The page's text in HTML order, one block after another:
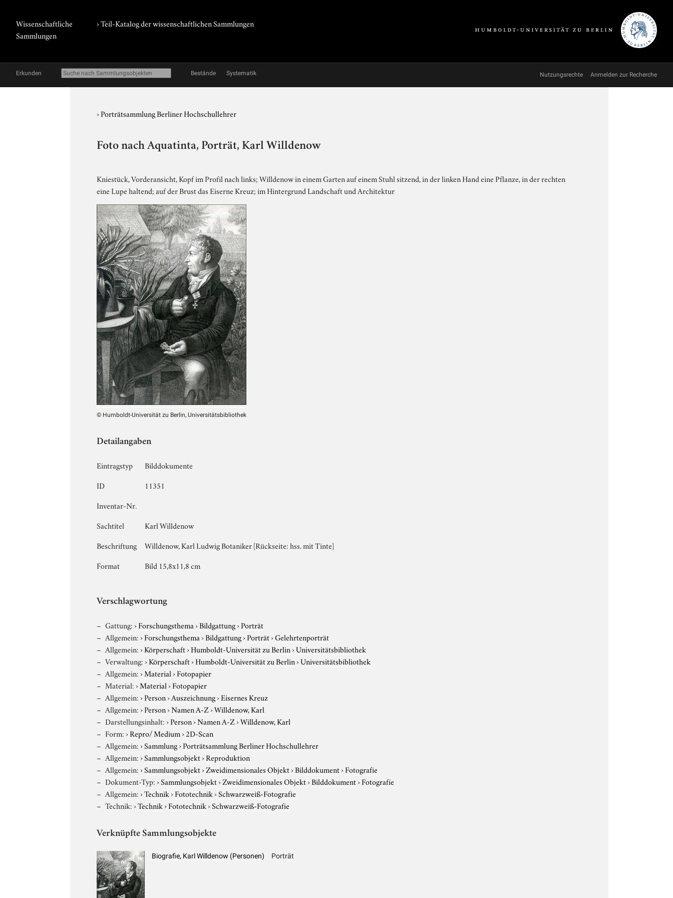
Wissenschaftliche
Sammlungen
› Teil-Katalog der wissenschaftlichen Sammlungen
Erkunden Bestände Systematik Nutzungsrechte Anmelden zur Recherche
›Porträtsammlung Berliner Hochschullehrer
Foto nach Aquatinta, Porträt, Karl Willdenow
Kniestück, Vorderansicht, Kopf im Profil nach links; Willdenow in einem Garten auf einem Stuhl sitzend, in der linken Hand eine Pflanze, in der rechten
eine Lupe haltend; auf der Brust das Eiserne Kreuz; im Hintergrund Landschaft und Architektur
© Humboldt-Universität zu Berlin, Universitätsbibliothek
Detailangaben
Eintragstyp
Bilddokumente
ID
11351
Inventar-Nr.
Sachtitel
Karl Willdenow
Beschriftung
Willdenow, Karl Ludwig Botaniker [Rückseite: hss. mit Tinte]
Format
Bild 15,8x11,8 cm
Verschlagwortung
Gattung:›Forschungsthema›Bildgattung›Porträt
Allgemein:›Forschungsthema›Bildgattung›Porträt›Gelehrtenporträt
Allgemein:›Körperschaft›Humboldt-Universität zu Berlin›Universitätsbibliothek
Verwaltung:›Körperschaft›Humboldt-Universität zu Berlin›Universitätsbibliothek
Allgemein:›Material›Fotopapier
Material:›Material›Fotopapier
Allgemein:›Person›Auszeichnung›Eisernes Kreuz
Allgemein:›Person›Namen A-Z›Willdenow, Karl
Darstellungsinhalt:›Person›Namen A-Z›Willdenow, Karl
Form:›Repro/ Medium›2D-Scan
Allgemein:›Sammlung›Porträtsammlung Berliner Hochschullehrer
Allgemein:›Sammlungsobjekt›Reproduktion
Allgemein:›Sammlungsobjekt›Zweidimensionales Objekt›Bilddokument›Fotografie
Dokument-Typ:›Sammlungsobjekt›Zweidimensionales Objekt›Bilddokument›Fotografie
Allgemein:›Technik›Fototechnik›Schwarzweiß-Fotografie
Technik:›Technik›Fototechnik›Schwarzweiß-Fotografie
Verknüpfte Sammlungsobjekte
Biografie, Karl Willdenow (Personen) Porträt